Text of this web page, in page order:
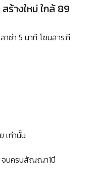
ร้างใหม่ ใกล้ 89
าซ่า 5 นาที โซนสารภี
เท่านั้น
จนครบสัญญา1ปี